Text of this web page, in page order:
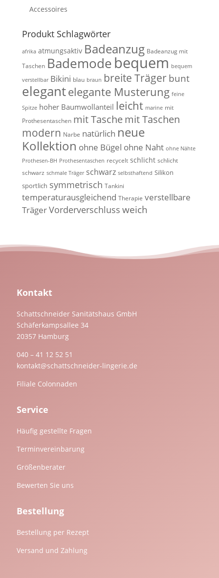
Accessoires
Produkt Schlagwörter
afrika atmungsaktiv Badeanzug Badeanzug mit
Taschen Bademodebequem bequem
verstellbar Bikini blau braun breite Träger bunt
elegantelegante Musterung feine
Spitze hoher Baumwollanteil leicht marine mit
Prothesentaschen mit Taschemit Taschen
modern Narbe natürlich neue
Kollektion ohne Bügel ohne Naht ohne Nähte
Prothesen-BH Prothesentaschen recycelt schlicht schlicht
schwarz schmale Träger schwarz selbsthaftend Silikon
sportlich symmetrisch Tankini
temperaturausgleichend Therapie verstellbare
TrägerVorderverschluss weich
Kontakt
Schattschneider Sanitätshaus GmbH
Schäferkampsallee 34
20357 Hamburg
040 – 41 12 52 51
kontakt@schattschneider-lingerie.de
Filiale Colonnaden
Service
Häufig gestellte Fragen
Terminvereinbarung
Größenberater
Bewerten Sie uns
Bestellung
Bestellung per Rezept
Versand und Zahlung